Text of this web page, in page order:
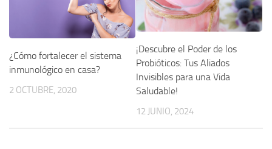
¿Cómo fortalecer el sistema
inmunológico en casa?
2 OCTUBRE, 2020
¡Descubre el Poder de los
Probióticos: Tus Aliados
Invisibles para una Vida
Saludable!
12 JUNIO, 2024